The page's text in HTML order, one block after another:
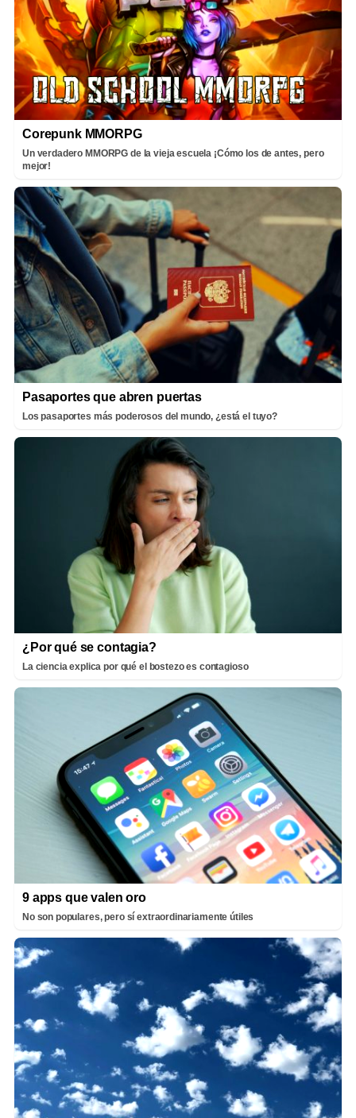
Corepunk MMORPG
Un verdadero MMORPG de la vieja escuela ¡Cómo los de antes, pero
mejor!
Pasaportes que abren puertas
Los pasaportes más poderosos del mundo, ¿está el tuyo?
¿Por qué se contagia?
La ciencia explica por qué el bostezo es contagioso
9 apps que valen oro
No son populares, pero sí extraordinariamente útiles